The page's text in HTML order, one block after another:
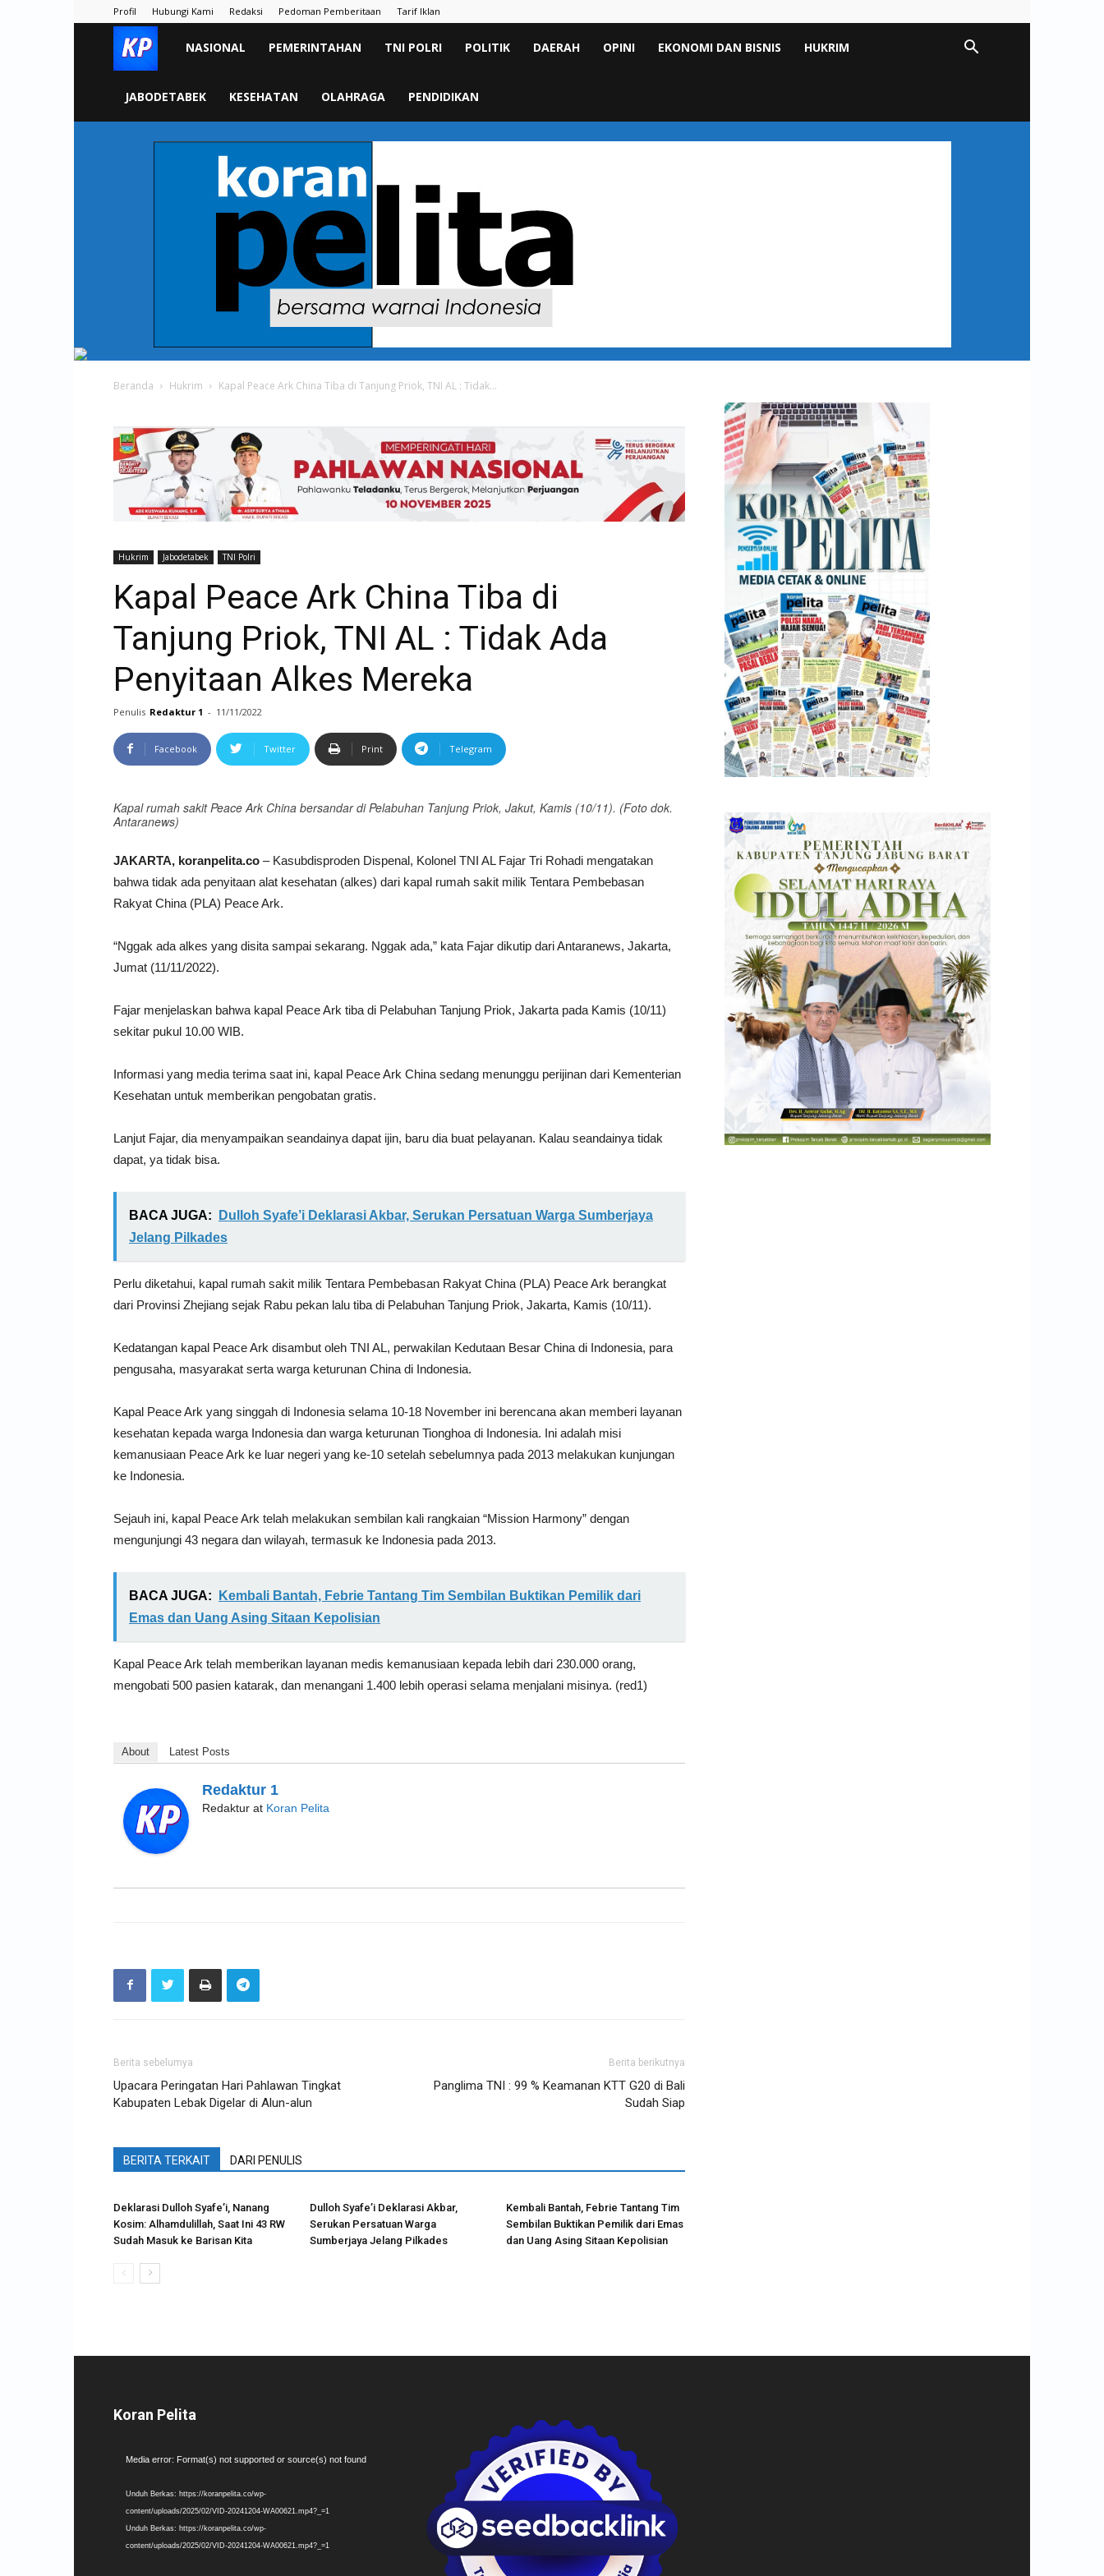
Profil Hubungi Kami Redaksi Pedoman Pemberitaan Tarif Iklan
KORAN
PELITA
NASIONAL PEMERINTAHAN TNI POLRI POLITIK DAERAH OPINI EKONOMI DAN BISNIS HUKRIM
JABODETABEK KESEHATAN OLAHRAGA PENDIDIKAN
Beranda Hukrim Kapal Peace Ark China Tiba di Tanjung Priok, TNI AL : Tidak...
Hukrim Jabodetabek TNI Polri
Kapal Peace Ark China Tiba di
Tanjung Priok, TNI AL : Tidak Ada
Penyitaan Alkes Mereka
Penulis Redaktur 1 - 11/11/2022
Facebook Twitter Print Telegram
Kapal rumah sakit Peace Ark China bersandar di Pelabuhan Tanjung Priok, Jakut, Kamis (10/11). (Foto dok.
Antaranews)
JAKARTA, koranpelita.co – Kasubdisproden Dispenal, Kolonel TNI AL Fajar Tri Rohadi mengatakan
bahwa tidak ada penyitaan alat kesehatan (alkes) dari kapal rumah sakit milik Tentara Pembebasan
Rakyat China (PLA) Peace Ark.
“Nggak ada alkes yang disita sampai sekarang. Nggak ada,” kata Fajar dikutip dari Antaranews, Jakarta,
Jumat (11/11/2022).
Fajar menjelaskan bahwa kapal Peace Ark tiba di Pelabuhan Tanjung Priok, Jakarta pada Kamis (10/11)
sekitar pukul 10.00 WIB.
Informasi yang media terima saat ini, kapal Peace Ark China sedang menunggu perijinan dari Kementerian
Kesehatan untuk memberikan pengobatan gratis.
Lanjut Fajar, dia menyampaikan seandainya dapat ijin, baru dia buat pelayanan. Kalau seandainya tidak
dapat, ya tidak bisa.
BACA JUGA:
Dulloh Syafe’i Deklarasi Akbar, Serukan Persatuan Warga Sumberjaya
Jelang Pilkades
Perlu diketahui, kapal rumah sakit milik Tentara Pembebasan Rakyat China (PLA) Peace Ark berangkat
dari Provinsi Zhejiang sejak Rabu pekan lalu tiba di Pelabuhan Tanjung Priok, Jakarta, Kamis (10/11).
Kedatangan kapal Peace Ark disambut oleh TNI AL, perwakilan Kedutaan Besar China di Indonesia, para
pengusaha, masyarakat serta warga keturunan China di Indonesia.
Kapal Peace Ark yang singgah di Indonesia selama 10-18 November ini berencana akan memberi layanan
kesehatan kepada warga Indonesia dan warga keturunan Tionghoa di Indonesia. Ini adalah misi
kemanusiaan Peace Ark ke luar negeri yang ke-10 setelah sebelumnya pada 2013 melakukan kunjungan
ke Indonesia.
Sejauh ini, kapal Peace Ark telah melakukan sembilan kali rangkaian “Mission Harmony” dengan
mengunjungi 43 negara dan wilayah, termasuk ke Indonesia pada 2013.
BACA JUGA:
Kembali Bantah, Febrie Tantang Tim Sembilan Buktikan Pemilik dari
Emas dan Uang Asing Sitaan Kepolisian
Kapal Peace Ark telah memberikan layanan medis kemanusiaan kepada lebih dari 230.000 orang,
mengobati 500 pasien katarak, dan menangani 1.400 lebih operasi selama menjalani misinya. (red1)
About Latest Posts
Redaktur 1
Redaktur at Koran Pelita
Berita sebelumya
Upacara Peringatan Hari Pahlawan Tingkat
Kabupaten Lebak Digelar di Alun-alun
Berita berikutnya
Panglima TNI : 99 % Keamanan KTT G20 di Bali
Sudah Siap
BERITA TERKAIT DARI PENULIS
Deklarasi Dulloh Syafe’i, Nanang
Kosim: Alhamdulillah, Saat Ini 43 RW
Sudah Masuk ke Barisan Kita
Dulloh Syafe’i Deklarasi Akbar,
Serukan Persatuan Warga
Sumberjaya Jelang Pilkades
Kembali Bantah, Febrie Tantang Tim
Sembilan Buktikan Pemilik dari Emas
dan Uang Asing Sitaan Kepolisian
Koran Pelita
Pemutar
Media error: Format(s) not supported or source(s) not found
Unduh Berkas: https://koranpelita.co/wp-
content/uploads/2025/02/VID-20241204-WA00621.mp4?_=1
Unduh Berkas: https://koranpelita.co/wp-
content/uploads/2025/02/VID-20241204-WA00621.mp4?_=1